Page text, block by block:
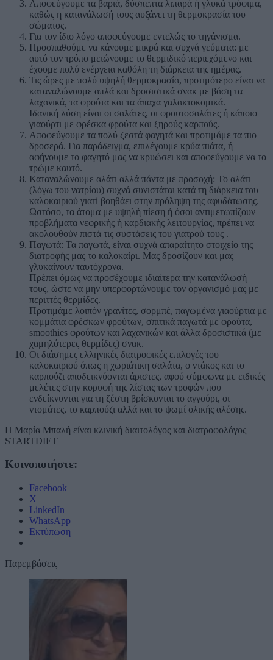
Αποφεύγουμε τα βαριά, δύσπεπτα λιπαρά ή γλυκά τρόφιμα,
καθώς η κατανάλωσή τους αυξάνει τη θερμοκρασία του
σώματος.
Για τον ίδιο λόγο αποφεύγουμε εντελώς το τηγάνισμα.
Προσπαθούμε να κάνουμε μικρά και συχνά γεύματα: με
αυτό τον τρόπο μειώνουμε το θερμιδικό περιεχόμενο και
έχουμε πολύ ενέργεια καθόλη τη διάρκεια της ημέρας.
Τις ώρες με πολύ υψηλή θερμοκρασία, προτιμότερο είναι να
καταναλώνουμε απλά και δροσιστικά σνακ με βάση τα
λαχανικά, τα φρούτα και τα άπαχα γαλακτοκομικά.
Ιδανική λύση είναι οι σαλάτες, οι φρουτοσαλάτες ή κάποιο
γιαούρτι με φρέσκα φρούτα και ξηρούς καρπούς.
Αποφεύγουμε τα πολύ ζεστά φαγητά και προτιμάμε τα πιο
δροσερά. Για παράδειγμα, επιλέγουμε κρύα πιάτα, ή
αφήνουμε το φαγητό μας να κρυώσει και αποφεύγουμε να το
τρώμε καυτό.
Καταναλώνουμε αλάτι αλλά πάντα με προσοχή: Το αλάτι
(λόγω του νατρίου) συχνά συνιστάται κατά τη διάρκεια του
καλοκαιριού γιατί βοηθάει στην πρόληψη της αφυδάτωσης.
Ωστόσο, τα άτομα με υψηλή πίεση ή όσοι αντιμετωπίζουν
προβλήματα νεφρικής ή καρδιακής λειτουργίας, πρέπει να
ακολουθούν πιστά τις συστάσεις του γιατρού τους .
Παγωτά: Τα παγωτά, είναι συχνά απαραίτητο στοιχείο της
διατροφής μας το καλοκαίρι. Μας δροσίζουν και μας
γλυκαίνουν ταυτόχρονα.
Πρέπει όμως να προσέχουμε ιδιαίτερα την κατανάλωσή
τους, ώστε να μην υπερφορτώνουμε τον οργανισμό μας με
περιττές θερμίδες.
Προτιμάμε λοιπόν γρανίτες, σορμπέ, παγωμένα γιαούρτια με
κομμάτια φρέσκων φρούτων, σπιτικά παγωτά με φρούτα,
smoothies φρούτων και λαχανικών και άλλα δροσιστικά (με
χαμηλότερες θερμίδες) σνακ.
Οι διάσημες ελληνικές διατροφικές επιλογές του
καλοκαιριού όπως η χωριάτικη σαλάτα, ο ντάκος και το
καρπούζι αποδεικνύονται άριστες, αφού σύμφωνα με ειδικές
μελέτες στην κορυφή της λίστας των τροφών που
ενδείκνυνται για τη ζέστη βρίσκονται το αγγούρι, οι
ντομάτες, το καρπούζι αλλά και το ψωμί ολικής αλέσης.
Η Μαρία Μπαλή είναι κλινική διαιτολόγος και διατροφολόγος
STARTDIET
Κοινοποιήστε:
Facebook
X
LinkedIn
WhatsApp
Εκτύπωση
Παρεμβάσεις